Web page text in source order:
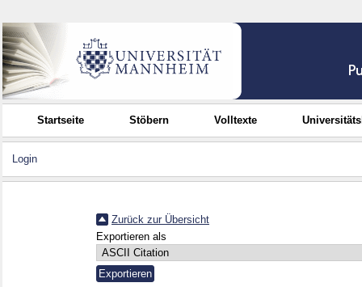
Startseite Stöbern Volltexte
Login
Zurück zur Übersicht
Exportieren als